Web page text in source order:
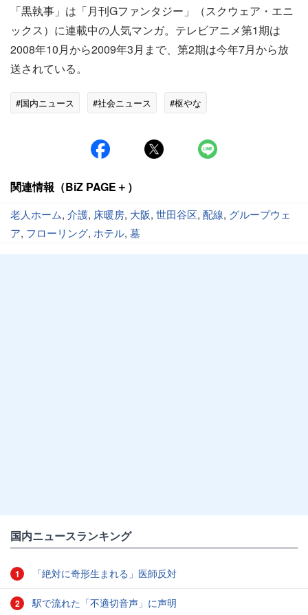
「黒執事」は「月刊Gファンタジー」（スクウェア・エニ
ックス）に連載中の人気マンガ。テレビアニメ第1期は
2008年10月から2009年3月まで、第2期は今年7月から放
送されている。
#国内ニュース #社会ニュース #枢やな
関連情報（BiZ PAGE＋）
老人ホーム, 介護, 床暖房, 大阪, 世田谷区, 配線, グループウェ
ア, フローリング, ホテル, 墓
国内ニュースランキング
1 「絶対に奇形生まれる」医師反対
2 駅で流れた「不適切音声」に声明